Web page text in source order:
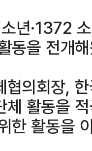
년·1372
동을 전개
협의회장,
체 활동을
한 활동을